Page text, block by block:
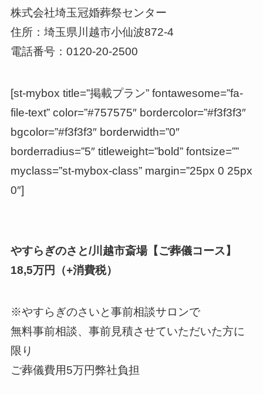
株式会社埼玉冠婚葬祭センター
住所：埼玉県川越市小仙波872-4
電話番号：0120-20-2500
[st-mybox title=”掲載プラン” fontawesome=”fa-
file-text” color=”#757575″ bordercolor=”#f3f3f3″
bgcolor=”#f3f3f3″ borderwidth=”0″
borderradius=”5″ titleweight=”bold” fontsize=””
myclass=”st-mybox-class” margin=”25px 0 25px
0″]
やすらぎのさと/川越市斎場【ご葬儀コース】
18,5万円（+消費税）
※やすらぎのさいと事前相談サロンで
無料事前相談、事前見積させていただいた方に
限り
ご葬儀費用5万円弊社負担